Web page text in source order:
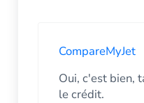
CompareMyJet
Oui, c'est bien,
le crédit.